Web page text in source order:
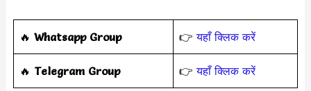
‎️‍🔥 Whatsapp Group 👉यहाँ क्लिक करें
‎️‍🔥 Telegram Group 👉यहाँ क्लिक करें